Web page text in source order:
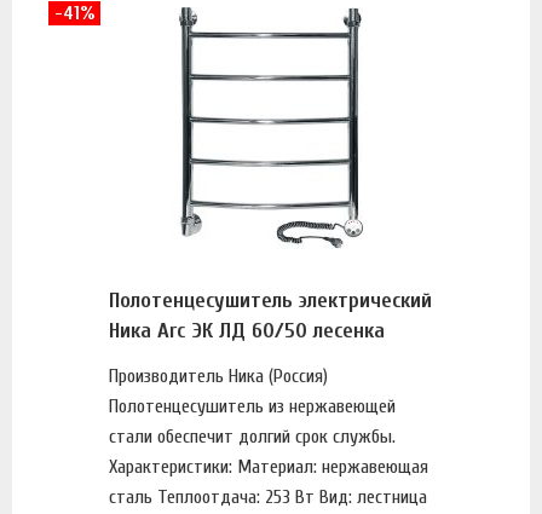
Полотенцесушитель электрический
Ника Arc ЭК ЛД 60/50 лесенка
Производитель Ника (Россия)
Полотенцесушитель из нержавеющей
стали обеспечит долгий срок службы.
Характеристики: Материал: нержавеющая
сталь Теплоотдача: 253 Вт Вид: лестница
-41%